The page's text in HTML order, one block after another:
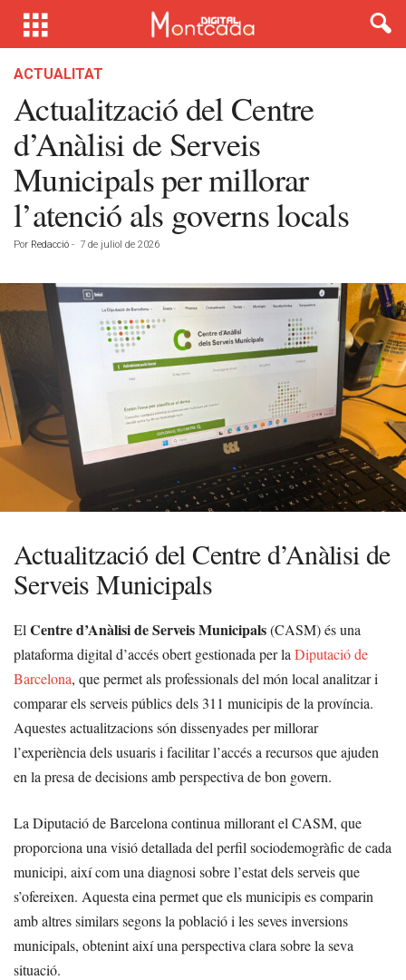
ACTUALITAT
Actualització del Centre
d’Anàlisi de Serveis
Municipals per millorar
l’atenció als governs locals
Por Redacció - 7 de juliol de 2026
Actualització del Centre d’Anàlisi de
Serveis Municipals
El Centre d’Anàlisi de Serveis Municipals(CASM) és una
plataforma digital d’accés obert gestionada per la Diputació de
Barcelona, que permet als professionals del món local analitzar i
comparar els serveis públics dels 311 municipis de la província.
Aquestes actualitzacions són dissenyades per millorar
l’experiència dels usuaris i facilitar l’accés a recursos que ajuden
en la presa de decisions amb perspectiva de bon govern.
La Diputació de Barcelona continua millorant el CASM, que
proporciona una visió detallada del perfil sociodemogràfic de cada
municipi, així com una diagnosi sobre l’estat dels serveis que
s’ofereixen. Aquesta eina permet que els municipis es comparin
amb altres similars segons la població i les seves inversions
municipals, obtenint així una perspectiva clara sobre la seva
situació.